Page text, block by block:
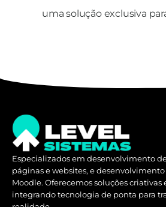
uma solução exclusiva
Especializados em desenvolvimento
páginas e websites, e
Moodle. Oferecemos soluções
integrando tecnologia de ponta para